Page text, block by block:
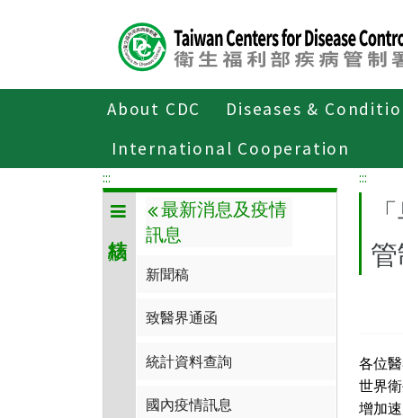
About CDC
Diseases &
International Cooperation
傳染病與防疫專題
:::
最新消息及疫情
訊息
新聞稿
致醫界通函
統計資料查詢
國內疫情訊息
:::
各位
世界
增加